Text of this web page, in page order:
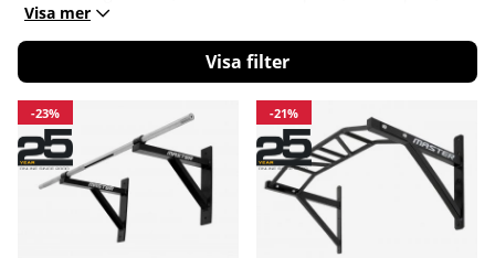
pulldown med flera andra sorters ryggtränare.
Visa mer
Filtrera
Produkter
-23% -21%